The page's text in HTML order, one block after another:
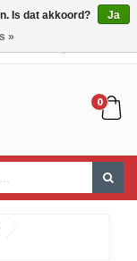
0
Is dat akkoord?
Ja
»